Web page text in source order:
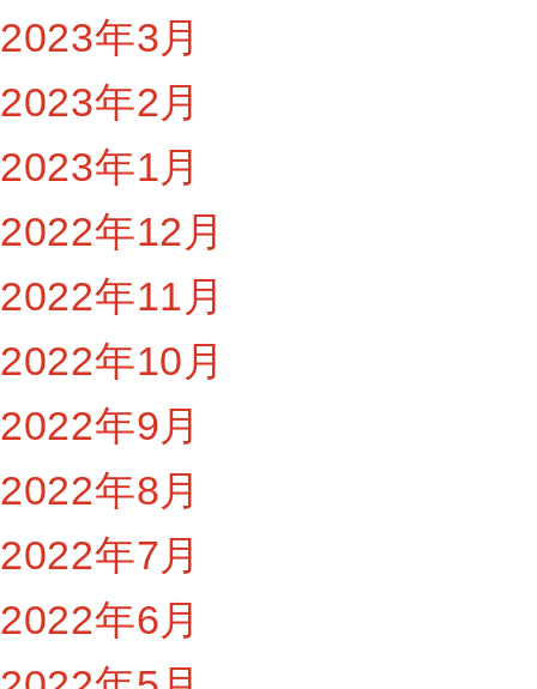
2023年3月
2023年2月
2023年1月
2022年12月
2022年11月
2022年10月
2022年9月
2022年8月
2022年7月
2022年6月